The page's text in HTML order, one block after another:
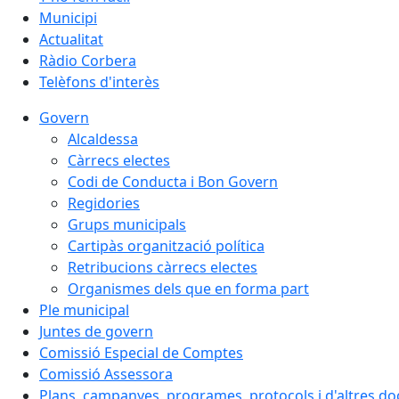
Municipi
Actualitat
Ràdio Corbera
Telèfons d'interès
Govern
Alcaldessa
Càrrecs electes
Codi de Conducta i Bon Govern
Regidories
Grups municipals
Cartipàs organització política
Retribucions càrrecs electes
Organismes dels que en forma part
Ple municipal
Juntes de govern
Comissió Especial de Comptes
Comissió Assessora